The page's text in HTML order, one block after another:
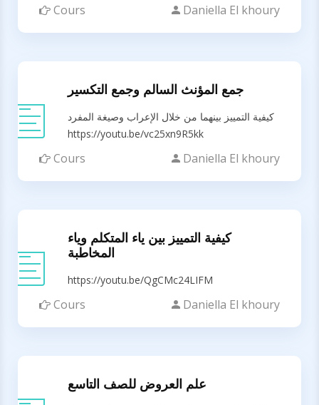
Cours Daniella El khoury
جمع المؤنث السالم وجمع التكسير
كيفية التمييز بينهما من خلال الإعراب وصيغة المفرد
https://youtu.be/vc25xn9R5kk
Cours Daniella El khoury
كيفية التمييز بين ياء المتكلم وياء
المخاطبة
https://youtu.be/QgCMc24LIFM
Cours Daniella El khoury
علم العروض للصف التاسع